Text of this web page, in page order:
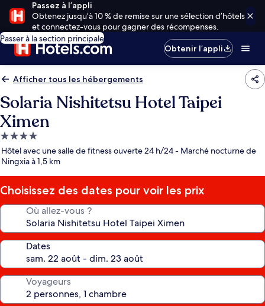
Passez à l’appli
Obtenez jusqu’à 10 % de remise sur une sélection d’hôtels
et connectez-vous pour gagner des récompenses.
Passer à la section principale
Obtenir l’appli
Afficher tous les hébergements
Solaria Nishitetsu Hotel Taipei
Ximen
Hébergement
4.0 étoiles
Hôtel avec une salle de fitness ouverte 24 h/24 - Marché nocturne de
Ningxia à 1,5 km
Choisissez des dates pour voir les prix
Où allez-vous ?
Dates
Voyageurs